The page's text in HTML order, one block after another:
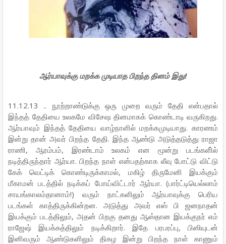
ஆர்யாவுக்கு மறக்க முடியாத பிறந்த தினம் இது!
11.12.13 .. நூற்றாண்டுக்கு ஒரு முறை வரும் தேதி என்பதால்
இந்தத் தேதியை உலகமே விசேஷ தினமாகக் கொண்டாடி வருகிறது.
ஆர்யாவும் இந்தத் தேதியை வாழ்நாளில் மறக்கமுடியாது. காரணம்
இன்று தான் அவர் பிறந்த தேதி. இந்த ஆண்டு அடுத்தடுத்து ராஜா
ராணி, ஆரம்பம், இரண்டாம் உலகம் என மூன்று படங்களி்ல்
நடித்திருந்தார் ஆர்யா. பிறந்த நாள் என்பதற்காக லீவு போட்டு விட்டு
கேக் வெட்டிக் கொண்டிருக்காமல், மகிழ் திருமேனி இயக்கும்
மீகாமன் படத்தில் நடிக்கப் போய்விட்டார் ஆர்யா. (பார்ட்டியெல்லாம்
சாயங்காலம்தானாம்!) வரும் நாட்களிலும் ஆர்யாவுக்கு பெரிய
படங்கள் காத்திருக்கின்றன. அடுத்து அவர் எஸ் பி ஜனநாதன்
இயக்கும் படத்திலும், அதன் பிறகு தனது ஆஸ்தான இயக்குநர் எம்
ராஜேஷ் இயக்கத்திலும் நடிக்கிறார். இதே பரபரப்பு, பிஸியுடன்
இனிவரும் ஆண்டுகளிலும் திகழ இன்று பிறந்த நாள் காணும்